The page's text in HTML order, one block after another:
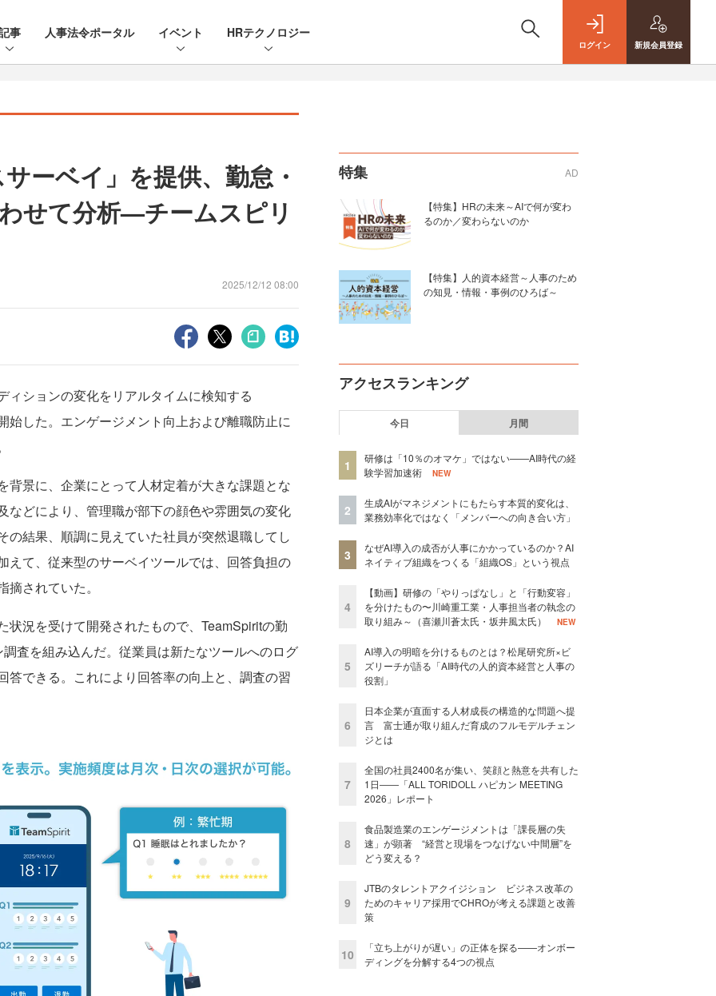
事 人事法令ポータル イベント HRテクノロジー
ログイン 新規会員登録
ーベイ」を提供、勤怠・
せて分析—チームスピリ
2025/12/12 08:00
ションの変化をリアルタイムに検知する
始した。エンゲージメント向上および離職防止に
景に、企業にとって人材定着が大きな課題とな
などにより、管理職が部下の顔色や雰囲気の変化
の結果、順調に見えていた社員が突然退職してし
えて、従来型のサーベイツールでは、回答負担の
されていた。
況を受けて開発されたもので、TeamSpiritの勤
査を組み込んだ。従業員は新たなツールへのログ
答できる。これにより回答率の向上と、調査の習
特集 AD
【特集】HRの未来～AIで何が変わ
るのか／変わらないのか
【特集】人的資本経営～人事のため
の知見・情報・事例のひろば～
アクセスランキング
今日 月間
1
研修は「10％のオマケ」ではない——AI時代の経
験学習加速術
NEW
2
生成AIがマネジメントにもたらす本質的変化は、
業務効率化ではなく「メンバーへの向き合い方」
3
なぜAI導入の成否が人事にかかっているのか？AI
ネイティブ組織をつくる「組織OS」という視点
4
【動画】研修の「やりっぱなし」と「行動変容」
を分けたもの〜川崎重工業・人事担当者の執念の
取り組み～（喜瀬川蒼太氏・坂井風太氏）
NEW
5
AI導入の明暗を分けるものとは？松尾研究所×ビ
ズリーチが語る「AI時代の人的資本経営と人事の
役割」
6
日本企業が直面する人材成長の構造的な問題へ提
言 富士通が取り組んだ育成のフルモデルチェン
ジとは
7
全国の社員2400名が集い、笑顔と熱意を共有した
1日――「ALL TORIDOLL ハピカン MEETING
2026」レポート
8
食品製造業のエンゲージメントは「課長層の失
速」が顕著 “経営と現場をつなげない中間層”を
どう変える？
9
JTBのタレントアクイジション ビジネス改革の
ためのキャリア採用でCHROが考える課題と改善
策
10
「立ち上がりが遅い」の正体を探る——オンボー
ディングを分解する4つの視点